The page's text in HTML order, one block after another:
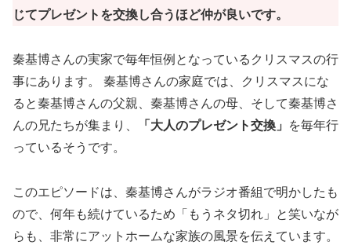
じてプレゼントを交換し合うほど仲が良いです。
秦基博さんの実家で毎年恒例となっているクリスマスの行
事にあります。 秦基博さんの家庭では、クリスマスにな
ると秦基博さんの父親、秦基博さんの母、そして秦基博さ
んの兄たちが集まり、
「大人のプレゼント交換」
を毎年行
っているそうです。
このエピソードは、秦基博さんがラジオ番組で明かしたも
ので、何年も続けているため「もうネタ切れ」と笑いなが
らも、非常にアットホームな家族の風景を伝えています。